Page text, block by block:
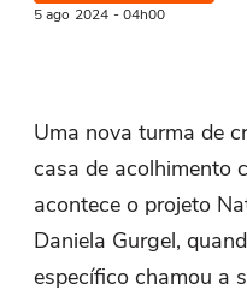
5 ago 2024 - 04h00
Uma nova turma de
casa de acolhimento
acontece o projeto
Daniela Gurgel,
específico chamou a